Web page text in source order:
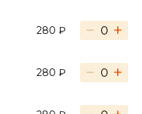
280 ₽ − +
280 ₽ − +